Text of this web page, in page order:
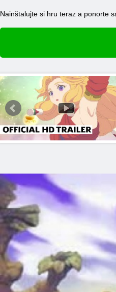
Nainštalujte si hru teraz a ponorte